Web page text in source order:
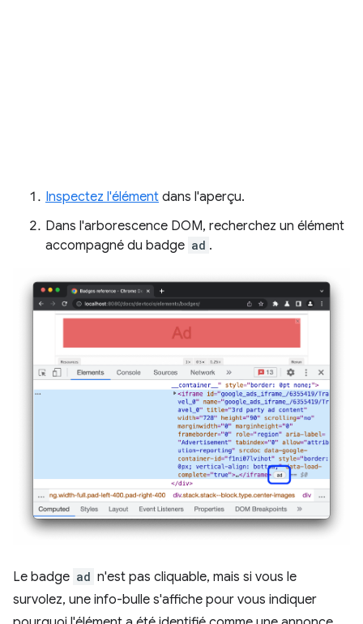
Inspectez l'élément dans l'aperçu.
Dans l'arborescence DOM, recherchez un élément
accompagné du badge ad .
Le badge ad n'est pas cliquable, mais si vous le
survolez, une info-bulle s'affiche pour vous indiquer